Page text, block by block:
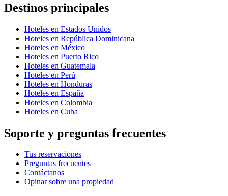
Destinos principales
Hoteles en Estados Unidos
Hoteles en República Dominicana
Hoteles en México
Hoteles en Puerto Rico
Hoteles en Guatemala
Hoteles en Perú
Hoteles en Honduras
Hoteles en España
Hoteles en Colombia
Hoteles en Cuba
Soporte y preguntas frecuentes
Tus reservaciones
Preguntas frecuentes
Contáctanos
Opinar sobre una propiedad